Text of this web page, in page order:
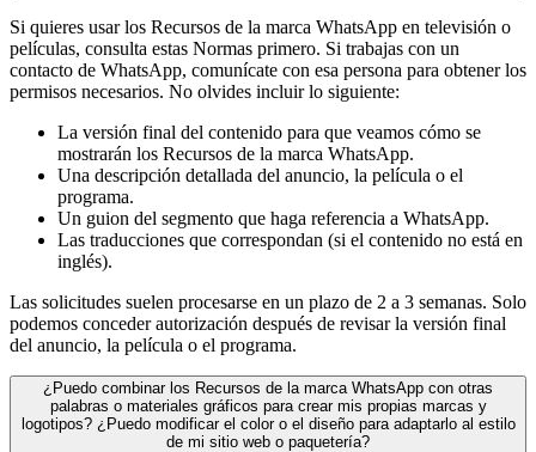
Si quieres usar los Recursos de la marca WhatsApp en televisión o
películas, consulta estas Normas primero. Si trabajas con un
contacto de WhatsApp, comunícate con esa persona para obtener los
permisos necesarios. No olvides incluir lo siguiente:
La versión final del contenido para que veamos cómo se
mostrarán los Recursos de la marca WhatsApp.
Una descripción detallada del anuncio, la película o el
programa.
Un guion del segmento que haga referencia a WhatsApp.
Las traducciones que correspondan (si el contenido no está en
inglés).
Las solicitudes suelen procesarse en un plazo de 2 a 3 semanas. Solo
podemos conceder autorización después de revisar la versión final
del anuncio, la película o el programa.
¿Puedo combinar los Recursos de la marca WhatsApp con otras
palabras o materiales gráficos para crear mis propias marcas y
logotipos? ¿Puedo modificar el color o el diseño para adaptarlo al estilo
de mi sitio web o paquetería?